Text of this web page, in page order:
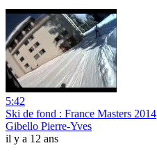
5:42
Ski de fond : France Masters 2014
Gibello Pierre-Yves
il y a 12 ans